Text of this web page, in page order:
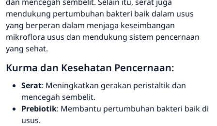
mendukung pertumbuhan bakteri baik dalam usus
yang berperan dalam menjaga keseimbangan
mikroflora usus dan mendukung sistem pencernaan
yang sehat.
Kurma dan Kesehatan Pencernaan:
Serat: Meningkatkan gerakan peristaltik dan
mencegah sembelit.
Prebiotik: Membantu pertumbuhan bakteri baik di
usus.